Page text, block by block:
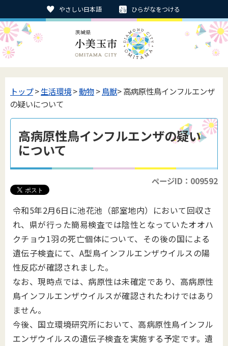
やさしい日本語 ひらがなをつける
トップ>生活環境>動物>鳥獣> 高病原性鳥インフルエンザ
の疑いについて
高病原性鳥インフルエンザの疑い
について
ページID：009592
令和5年2月6日に池花池（部室地内）において回収さ
れ、県が行った簡易検査では陰性となっていたオオハ
クチョウ1羽の死亡個体について、その後の国による
遺伝子検査にて、A型鳥インフルエンザウイルスの陽
性反応が確認されました。
なお、現時点では、病原性は未確定であり、高病原性
鳥インフルエンザウイルスが確認されたわけではあり
ません。
今後、国立環境研究所において、高病原性鳥インフル
エンザウイルスの遺伝子検査を実施する予定です。遺